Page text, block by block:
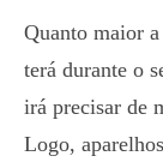
Quanto maior
terá durante o
irá precisar de
Logo,